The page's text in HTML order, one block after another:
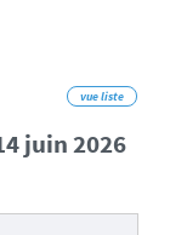
vue liste
juin 2026